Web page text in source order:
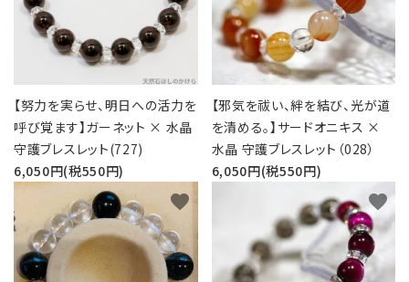
【努力を実らせ、明日への活力を
呼び覚ます】ガーネット × 水晶
守護ブレスレット(727)
6,050円(税550円)
【邪気を祓い、絆を結び、光が道
を清める。】サードオニキス ×
水晶 守護ブレスレット（028）
6,050円(税550円)
favorite favorite